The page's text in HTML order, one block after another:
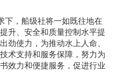
下，船级社将一如既往地在
升、安全和质量控制水平提
劲使力，为推动水上人命、
术支持和服务保障，努力为
效力和便捷服务，促进行业